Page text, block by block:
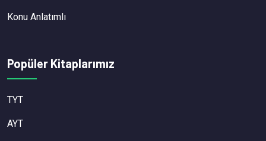
Konu Anlatımlı
Popüler Kitaplarımız
TYT
AYT